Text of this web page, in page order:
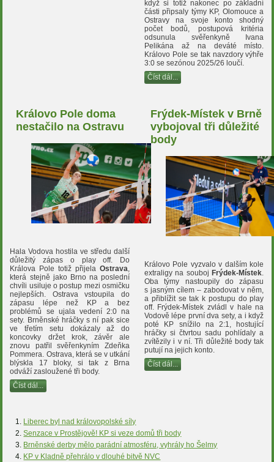
když si totiž nakonec po základní
části připsaly týmy KP, Olomouce a
Ostravy na svoje konto shodný
počet bodů, postupová kritéria
odsunula svěřenkyně Ivana
Pelikána až na deváté místo.
Královo Pole se tak navzdory výhře
3:0 se sezónou 2025/26 loučí.
Číst dál...
Královo Pole doma
nestačilo na Ostravu
Hala Vodova hostila ve středu další
důležitý zápas o play off. Do
Králova Pole totiž přijela Ostrava
která stejně jako Brno na poslední
chvíli usiluje o postup mezi osmičku
nejlepších. Ostrava vstoupila do
zápasu lépe než KP a bez
problémů se ujala vedení 2:0 na
sety. Brněnské hráčky s ní pak sice
ve třetím setu dokázaly až do
koncovky držet krok, závěr ale
znovu patřil svěřenkyním Zdeňka
Pommera. Ostrava, která se v utkání
blýskla 17 bloky, si tak z Brna
odváží zasloužené tři body.
Číst dál...
Frýdek-Místek v Brně
vybojoval tři důležité
body
Královo Pole vyzvalo v dalším kole
extraligy na soubojFrýdek-Místek
Oba týmy nastoupily do zápasu
s jasným cílem – zabodovat v něm,
a přiblížit se tak k postupu do play
off. Frýdek-Místek zvládl v hale na
Vodově lépe první dva sety, a i když
poté KP snížilo na 2:1, hostující
hráčky si čtvrtou sadu pohlídaly a
zvítězily i v ní. Tři důležité body tak
putují na jejich konto.
Číst dál...
Liberec byl nad královopolské síly
Senzace v Prostějově! KP si veze domů tři body
Brněnské derby mělo parádní atmosféru, vyhrály ho Šelmy
KP v Kladně přehrálo v dlouhé bitvě NVC